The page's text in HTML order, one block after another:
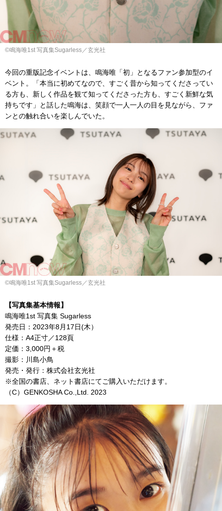
©︎鳴海唯1st 写真集Sugarless／玄光社
今回の重版記念イベントは、鳴海唯「初」となるファン参加型のイ
ベント。「本当に初めてなので、すごく昔から知ってくださってい
る方も、新しく作品を観て知ってくださった方も、すごく新鮮な気
持ちです」と話した鳴海は、笑顔で一人一人の目を見ながら、ファ
ンとの触れ合いを楽しんでいた。
©︎鳴海唯1st 写真集Sugarless／玄光社
【写真集基本情報】
鳴海唯1st 写真集 Sugarless
発売日： 2023年8月 17日(木）
仕様： A4正寸／128頁
定価： 3,000円＋税
撮影：川島小鳥
発売・発行：株式会社玄光社
※全国の書店、ネット書店にてご購入いただけます。
（C） GENKOSHA Co.,Ltd. 2023